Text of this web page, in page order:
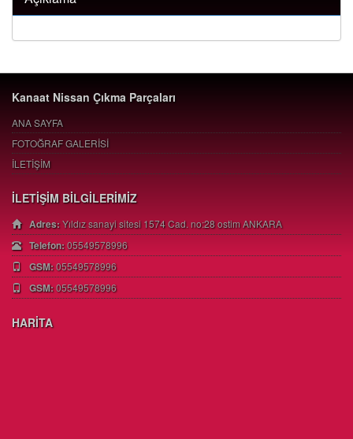
Kanaat Nissan Çıkma Parçaları
ANA SAYFA
FOTOĞRAF GALERİSİ
İLETİŞİM
İLETİŞİM BİLGİLERİMİZ
Adres:Yıldız sanayi sitesi 1574 Cad. no:28 ostim ANKARA
Telefon:05549578996
GSM:05549578996
GSM:05549578996
HARİTA